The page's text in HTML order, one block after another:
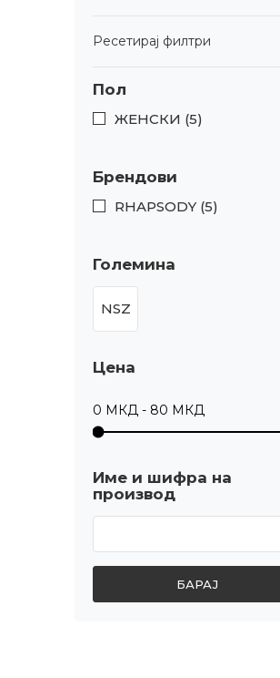
Ресетирај филтри
Пол
ЖЕНСКИ (5)
Брендови
RHAPSODY (5)
Големина
NSZ
Цена
Име и шифра на
производ
БАРАЈ